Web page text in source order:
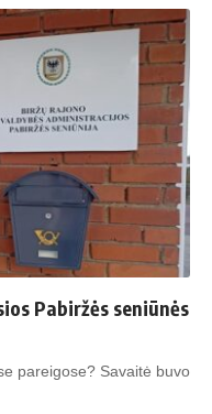
Pabiržės seniūnės
pareigose? Savaitė buvo